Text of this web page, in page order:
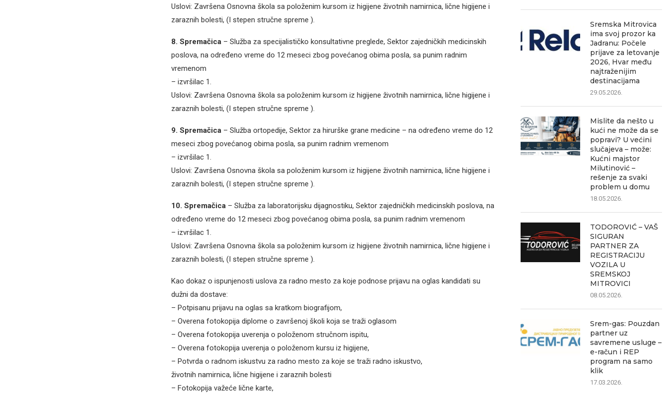
Uslovi: Završena Osnovna škola sa položenim kursom iz higijene životnih namirnica, lične higijene i
zaraznih bolesti, (I stepen stručne spreme ).
8. Spremačica– Služba za specijalističko konsultativne preglede, Sektor zajedničkih medicinskih
poslova, na određeno vreme do 12 meseci zbog povećanog obima posla, sa punim radnim
vremenom
– izvršilac 1.
Uslovi: Završena Osnovna škola sa položenim kursom iz higijene životnih namirnica, lične higijene i
zaraznih bolesti, (I stepen stručne spreme ).
9. Spremačica– Služba ortopedije, Sektor za hirurške grane medicine – na određeno vreme do 12
meseci zbog povećanog obima posla, sa punim radnim vremenom
– izvršilac 1.
Uslovi: Završena Osnovna škola sa položenim kursom iz higijene životnih namirnica, lične higijene i
zaraznih bolesti, (I stepen stručne spreme ).
10. Spremačica– Služba za laboratorijsku dijagnostiku, Sektor zajedničkih medicinskih poslova, na
određeno vreme do 12 meseci zbog povećanog obima posla, sa punim radnim vremenom
– izvršilac 1.
Uslovi: Završena Osnovna škola sa položenim kursom iz higijene životnih namirnica, lične higijene i
zaraznih bolesti, (I stepen stručne spreme ).
Kao dokaz o ispunjenosti uslova za radno mesto za koje podnose prijavu na oglas kandidati su
dužni da dostave:
– Potpisanu prijavu na oglas sa kratkom biografijom,
– Overena fotokopija diplome o završenoj školi koja se traži oglasom
– Overena fotokopija uverenja o položenom stručnom ispitu,
– Overena fotokopija uverenja o položenom kursu iz higijene,
– Potvrda o radnom iskustvu za radno mesto za koje se traži radno iskustvo,
životnih namirnica, lične higijene i zaraznih bolesti
– Fotokopija važeće lične karte,
Sremska Mitrovica
ima svoj prozor ka
Jadranu: Počele
prijave za letovanje
2026, Hvar među
najtraženijim
destinacijama
29.05.2026.
Mislite da nešto u
kući ne može da se
popravi? U većini
slučajeva – može:
Kućni majstor
Milutinović –
rešenje za svaki
problem u domu
18.05.2026.
TODOROVIĆ – VAŠ
SIGURAN
PARTNER ZA
REGISTRACIJU
VOZILA U
SREMSKOJ
MITROVICI
08.05.2026.
Srem-gas: Pouzdan
partner uz
savremene usluge –
e-račun i REP
program na samo
klik
17.03.2026.